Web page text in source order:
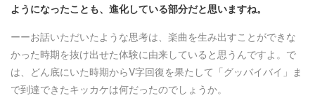
ようになったことも、進化している部分だと思いますね。
ーーお話いただいたような思考は、楽曲を生み出すことができな
かった時期を抜け出せた体験に由来していると思うんですよ。で
は、どん底にいた時期からV字回復を果たして「グッバイバイ」ま
で到達できたキッカケは何だったのでしょうか。